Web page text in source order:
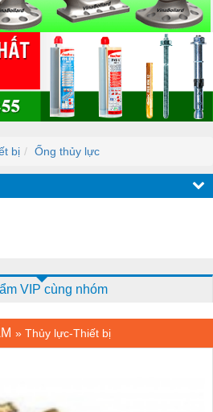
bị Ống thủy lực
VIP cùng nhóm
» Thủy lực-Thiết bị